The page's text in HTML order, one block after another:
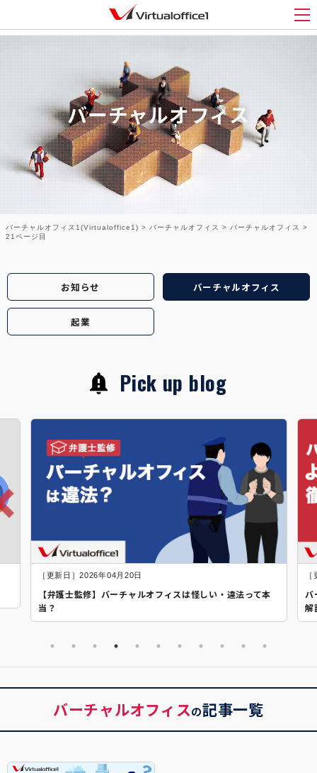
メ
バーチャルオフィス
バーチャルオフィス1(Virtualoffice1) > バーチャルオフィス > バーチャルオフィス
>
21ページ目
お知らせ バーチャルオフィス
起業
Pick up blog
［更新日］2026年04月20日
【弁護士監修】バーチャルオフィスは怪しい・違法って本
当？
バ
解
バーチャルオフィスの記事一覧